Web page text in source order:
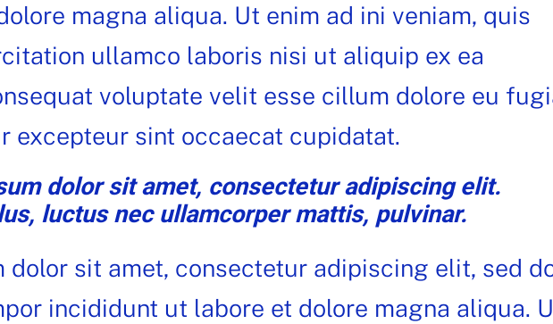
magna aliqua. Ut enim ad ini veniam, quis
ullamco laboris nisi ut aliquip ex ea
voluptate velit esse cillum dolore eu
excepteur sint occaecat cupidatat.
dolor sit amet, consectetur adipiscing elit.
luctus nec ullamcorper mattis, pulvinar.
dolor sit amet, consectetur adipiscing elit, sed
incididunt ut labore et dolore magna aliqua.